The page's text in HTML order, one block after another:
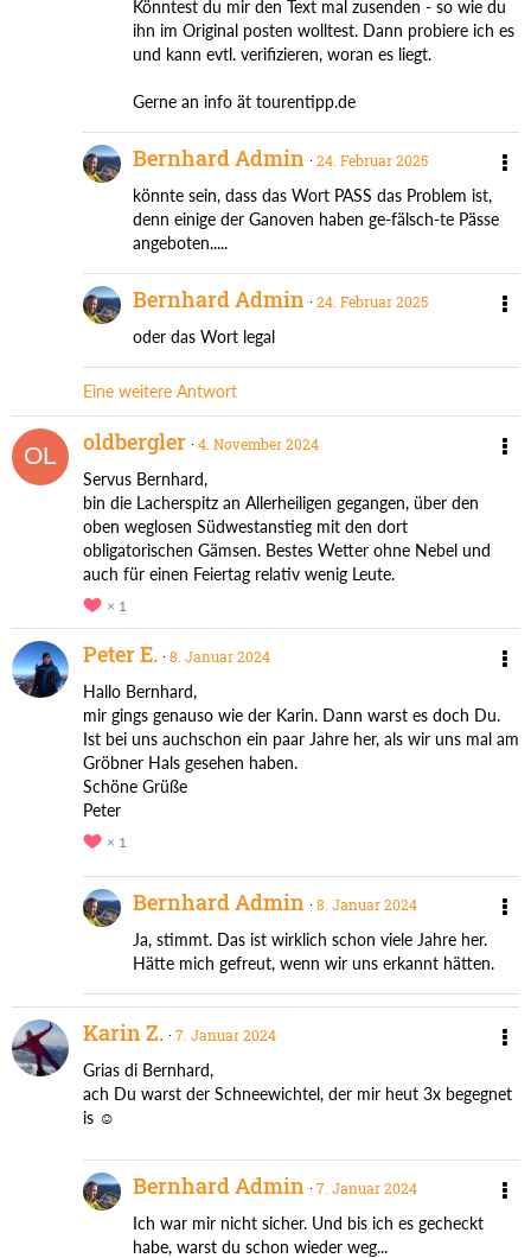
Könntest du mir den Text mal zusenden - so wie du
ihn im Original posten wolltest. Dann probiere ich es
und kann evtl. verifizieren, woran es liegt.
Gerne an info ät tourentipp.de
Bernhard Admin 24. Februar 2025
könnte sein, dass das Wort PASS das Problem ist,
denn einige der Ganoven haben ge-fälsch-te Pässe
angeboten.....
Bernhard Admin 24. Februar 2025
oder das Wort legal
Eine weitere Antwort
oldbergler 4. November 2024
Servus Bernhard,
bin die Lacherspitz an Allerheiligen gegangen, über den
oben weglosen Südwestanstieg mit den dort
obligatorischen Gämsen. Bestes Wetter ohne Nebel und
auch für einen Feiertag relativ wenig Leute.
1
Peter E. 8. Januar 2024
Hallo Bernhard,
mir gings genauso wie der Karin. Dann warst es doch Du.
Ist bei uns auchschon ein paar Jahre her, als wir uns mal am
Gröbner Hals gesehen haben.
Schöne Grüße
Peter
1
Bernhard Admin 8. Januar 2024
Ja, stimmt. Das ist wirklich schon viele Jahre her.
Hätte mich gefreut, wenn wir uns erkannt hätten.
Karin Z. 7. Januar 2024
Grias di Bernhard,
ach Du warst der Schneewichtel, der mir heut 3x begegnet
is ☺
Bernhard Admin 7. Januar 2024
Ich war mir nicht sicher. Und bis ich es gecheckt
habe, warst du schon wieder weg...